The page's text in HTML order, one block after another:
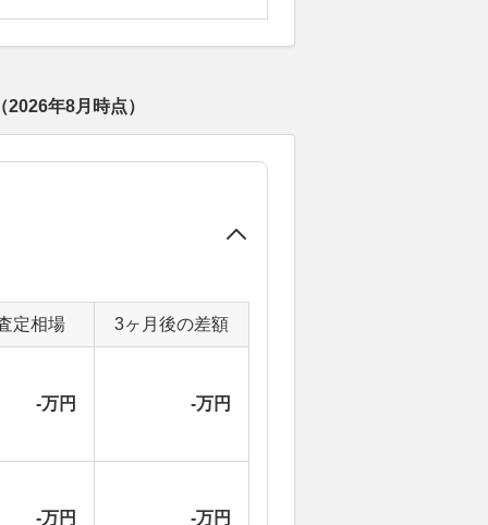
2026年8月 時点）
定相場 3ヶ月後の差額
-万円 -万円
-万円 -万円